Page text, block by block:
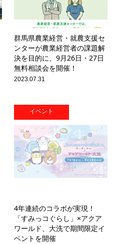
群馬県農業経営・就農支援セ
ンターが農業経営者の課題解
決を目的に、9月26日・27日
無料相談会を開催！
2023.07.31
イベント
4年連続のコラボが実現！
「すみっコぐらし」×アクア
ワールド、大洗で期間限定イ
ベントを開催